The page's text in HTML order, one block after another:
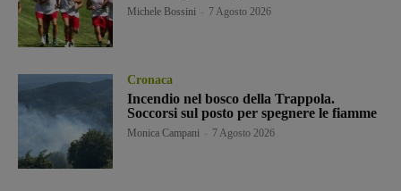
Michele Bossini 7 Agosto 2026
Cronaca
Incendio nel bosco della Trappola.
Soccorsi sul posto per spegnere le fiamme
Monica Campani 7 Agosto 2026